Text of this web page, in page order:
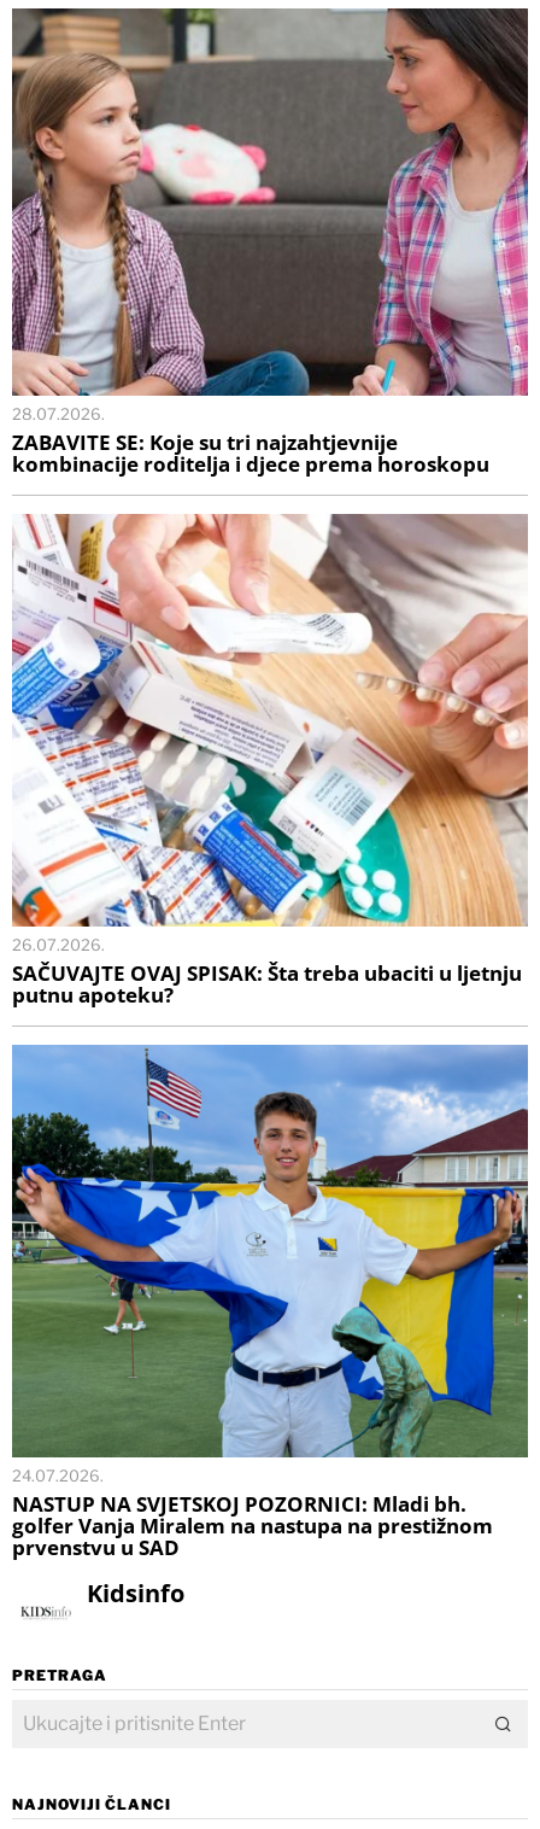
28.07.2026.
ZABAVITE SE: Koje su tri najzahtjevnije
kombinacije roditelja i djece prema horoskopu
26.07.2026.
SAČUVAJTE OVAJ SPISAK: Šta treba ubaciti u ljetnju
putnu apoteku?
24.07.2026.
NASTUP NA SVJETSKOJ POZORNICI: Mladi bh.
golfer Vanja Miralem na nastupa na prestižnom
prvenstvu u SAD
Kidsinfo
PRETRAGA
NAJNOVIJI ČLANCI